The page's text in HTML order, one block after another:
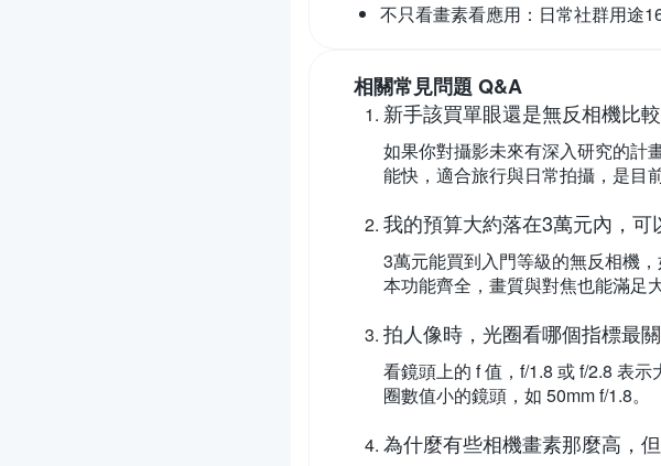
不只看畫素看應用： 日常社群用途
相關常見問題 Q&A
新手該買單眼還是無反相機比
如果你對攝影未來有深入研究的計
能快，適合旅行與日常拍攝，是目
我的預算大約落在3萬元內，可
3萬元能買到入門等級的無反相機
本功能齊全，畫質與對焦也能滿足
拍人像時，光圈看哪個指標最
看鏡頭上的 f 值，f/1.8 或 f/2.8 表
圈數值小的鏡頭，如 50mm f/1.8。
為什麼有些相機畫素那麼高，